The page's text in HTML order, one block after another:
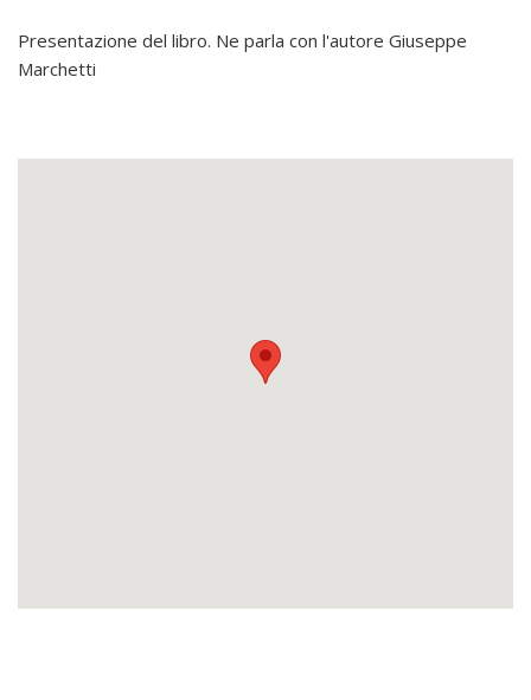
Presentazione del libro. Ne parla con l'autore Giuseppe
Marchetti